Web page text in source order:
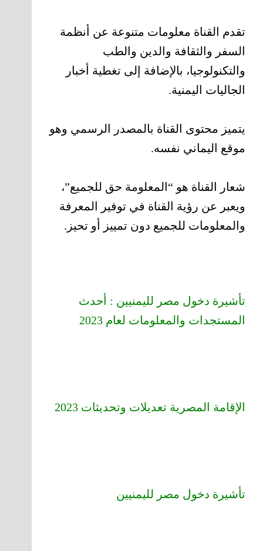
تقدم القناة معلومات متنوعة عن أنظمة
السفر والثقافة والدين والطب
والتكنولوجيا، بالإضافة إلى تغطية أخبار
الجاليات اليمنية.
يتميز محتوى القناة بالمصدر الرسمي وهو
موقع اليماني نفسه.
شعار القناة هو “المعلومة حق للجميع”،
ويعبر عن رؤية القناة في توفير المعرفة
والمعلومات للجميع دون تمييز أو تحيز.
تأشيرة دخول مصر لليمنيين : أحدث
المستجدات والمعلومات لعام 2023
الإقامة المصرية تعديلات وتحديثات 2023
تأشيرة دخول مصر لليمنيين